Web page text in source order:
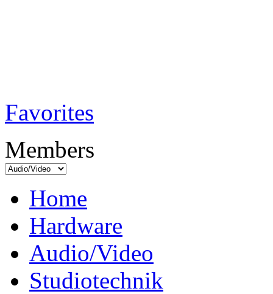
Favorites
Members
Home
Hardware
Audio/Video
Studiotechnik